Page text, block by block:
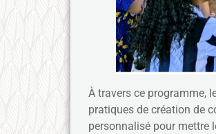
À travers ce programme,
pratiques de création de
personnalisé pour mettre